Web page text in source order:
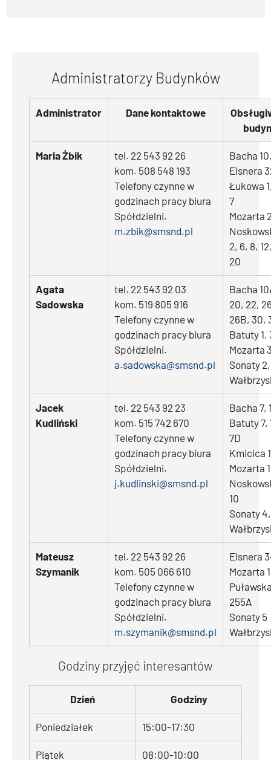
Administratorzy Budynków
Administrator Dane kontaktowe
Maria Żbik
tel. 22 543 92 26
kom. 508 548 193
Telefony czynne w
godzinach pracy biura
Spółdzielni.
m.zbik@smsnd.pl
Bacha
Elsnera
Łukowa
7
Mozarta
2, 6, 8,
20
Agata
Sadowska
tel. 22 543 92 03
kom. 519 805 916
Telefony czynne w
godzinach pracy biura
Spółdzielni.
a.sadowska@smsnd.pl
Bacha
20, 22,
26B, 30,
Batuty 1,
Mozarta
Sonaty
Jacek
Kudliński
tel. 22 543 92 23
kom. 515 742 670
Telefony czynne w
godzinach pracy biura
Spółdzielni.
j.kudlinski@smsnd.pl
Bacha 7,
Batuty 7,
7D
Kmicica 1
Mozarta
10
Sonaty
Mateusz
Szymanik
tel. 22 543 92 26
kom. 505 066 610
Telefony czynne w
godzinach pracy biura
Spółdzielni.
m.szymanik@smsnd.pl
Elsnera
Mozarta 1
255A
Sonaty 5
Godziny przyjęć interesantów
Dzień Godziny
Poniedziałek 15:00-17:30
Piątek 08:00-10:00